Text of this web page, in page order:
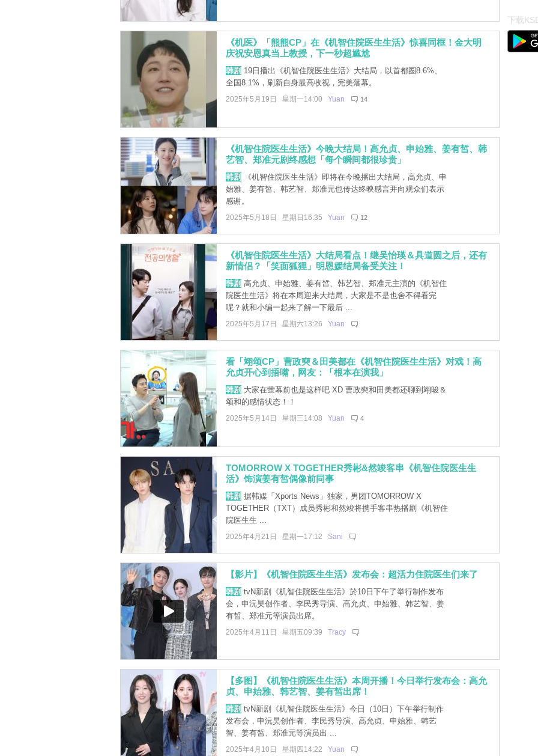
《机医》「熊熊CP」在《机智住院医生生活》惊喜同框！金大明
庆祝安恩真当上教授，下一秒超尴尬
韩剧 19日播出《机智住院医生生活》大结局，以首都圈8.6%、
全国8.1%，刷新自身最高收视，完美落幕。
2025年5月19日 星期一14:00 Yuan 14
《机智住院医生生活》今晚大结局！高允贞、申始雅、姜有皙、韩
艺智、郑准元剧终感想「每个瞬间都很珍贵」
韩剧 《机智住院医生生活》即将在今晚播出大结局，高允贞、申
始雅、姜有皙、韩艺智、郑准元也传达终映感言并向观众们表示
感谢。
2025年5月18日 星期日16:35 Yuan 12
《机智住院医生生活》大结局看点！继吴怡瑛＆具道圆之后，还有
新情侣？「笑面狐狸」明恩媛结局备受关注！
韩剧 高允贞、申始雅、姜有皙、韩艺智、郑准元主演的《机智住
院医生生活》将在本周迎来大结局，大家是不是也舍不得看完
呢？就和小编一起来了解一下最后 ...
2025年5月17日 星期六13:26 Yuan
看「翊颂CP」曹政奭＆田美都在《机智住院医生生活》对戏！高
允贞开心到捂嘴，网友：「根本在演我」
韩剧 大家在萤幕前也是这样吧 XD 曹政奭和田美都还聊到翊晙＆
颂和的感情状态！！
2025年5月14日 星期三14:08 Yuan 4
TOMORROW X TOGETHER秀彬&然竣客串《机智住院医生生
活》饰演姜有皙偶像前同事
韩剧 据韩媒「Xports News」独家，男团TOMORROW X
TOGETHER（TXT）成员秀彬和然竣将携手客串热播剧《机智住
院医生生 ...
2025年4月21日 星期一17:12 Sani
【影片】《机智住院医生生活》发布会：超活力住院医生们来了
韩剧 tvN新剧《机智住院医生生活》於10日下午了举行制作发布
会，申沅昊创作者、李民秀导演、高允贞、申始雅、韩艺智、姜
有皙、郑准元等演员出席。
2025年4月11日 星期五09:39 Tracy
【多图】《机智住院医生生活》本周开播！今日举行发布会：高允
贞、申始雅、韩艺智、姜有皙出席！
韩剧 tvN新剧《机智住院医生生活》今日（10日）下午举行制作
发布会，申沅昊创作者、李民秀导演、高允贞、申始雅、韩艺
智、姜有皙、郑准元等演员出 ...
2025年4月10日 星期四14:22 Yuan
下载